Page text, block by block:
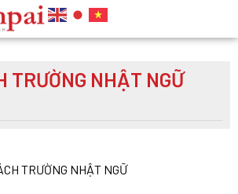
TRƯỜNG NHẬT NGỮ
TRƯỜNG NHẬT NGỮ